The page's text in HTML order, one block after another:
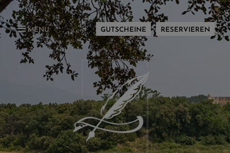
MENU GUTSCHEINE RESERVIEREN